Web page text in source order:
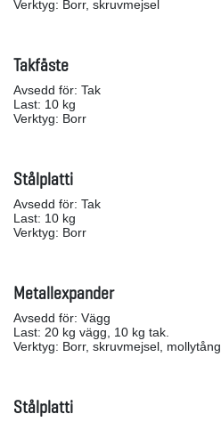
Verktyg: Borr, skruvmejsel
Takfäste
Avsedd för: Tak
Last: 10 kg
Verktyg: Borr
Stålplatti
Avsedd för: Tak
Last: 10 kg
Verktyg: Borr
Metallexpander
Avsedd för: Vägg
Last: 20 kg vägg, 10 kg tak.
Verktyg: Borr, skruvmejsel, mollytång
Stålplatti